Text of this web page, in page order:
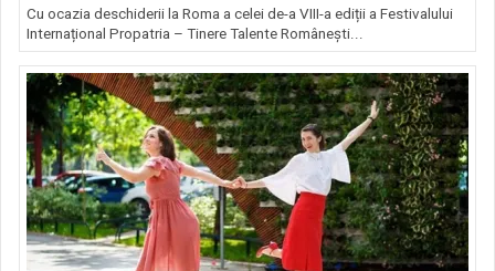
Cu ocazia deschiderii la Roma a celei de-a VIII-a ediții a Festivalului
Internațional Propatria – Tinere Talente Românești...